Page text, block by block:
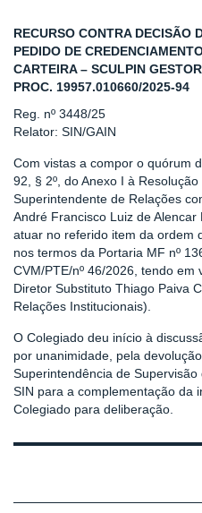
RECURSO CONTRA DECISÃO
PEDIDO DE
CARTEIRA – SCULPIN
PROC. 19957.010660/2025-94
Reg. nº 3448/25
Relator: SIN/GAIN
Com vistas a compor o quórum
92, § 2º, do Anexo I à
Superintendente de Relações
André Francisco Luiz de
atuar no referido item da ordem
nos termos da Portaria MF nº
CVM/PTE/nº 46/2026, tendo
Diretor Substituto Thiago Paiva
Relações Institucionais).
O Colegiado deu início à
por unanimidade, pela
Superintendência de
SIN para a complementação da
Colegiado para deliberação.